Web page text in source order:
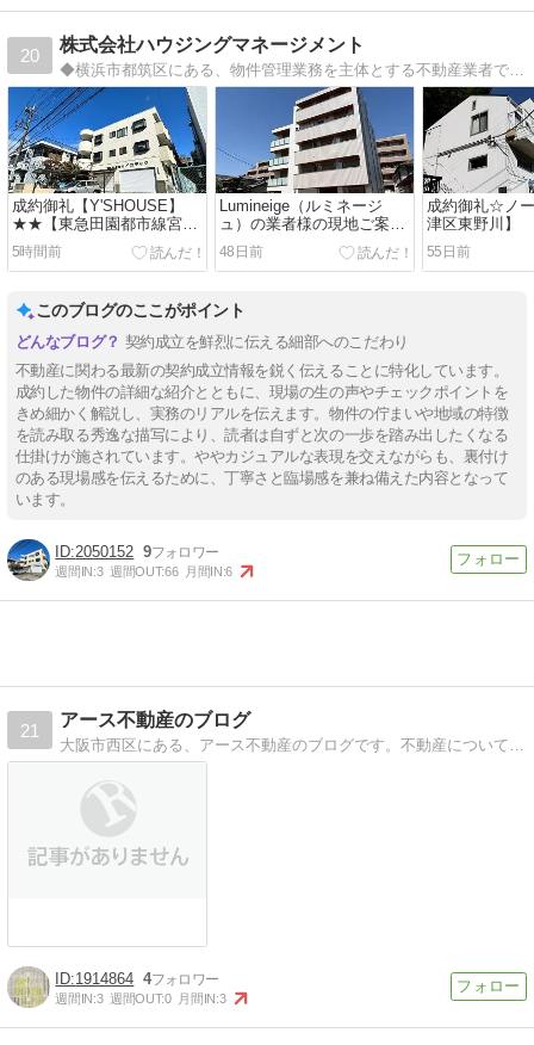
20
株式会社ハウジングマネージメント
◆横浜市都筑区にある、物件管理業務を主体とする不動産業者です◆横浜市・川崎市・世田谷区・目黒区・杉並区◆不動産賃貸・不動産売買・不動産買取・競売◆
成約御礼【Y'SHOUSE】
★★【東急田園都市線宮崎
台駅】【ファミリーマンシ
ョン】
5時間前
Lumineige（ルミネージ
ュ）の業者様の現地ご案内
について
48日前
成約御礼☆ノ
津区東野川】
55日前
このブログのここがポイント
契約成立を鮮烈に伝える細部へのこだわり
不動産に関わる最新の契約成立情報を鋭く伝えることに特化しています。
成約した物件の詳細な紹介とともに、現場の生の声やチェックポイントを
きめ細かく解説し、実務のリアルを伝えます。物件の佇まいや地域の特徴
を読み取る秀逸な描写により、読者は自ずと次の一歩を踏み出したくなる
仕掛けが施されています。ややカジュアルな表現を交えながらも、裏付け
のある現場感を伝えるために、丁寧さと臨場感を兼ね備えた内容となって
います。
2050152 9
週間IN:3 週間OUT:66 月間IN:6
21
アース不動産のブログ
1914864 4
週間IN:3 週間OUT:0 月間IN:3